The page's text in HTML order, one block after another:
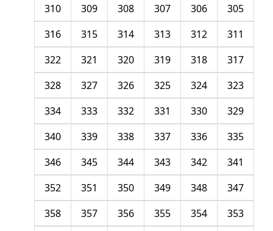
305
306
307
308
309
310
311
312
313
314
315
316
317
318
319
320
321
322
323
324
325
326
327
328
329
330
331
332
333
334
335
336
337
338
339
340
341
342
343
344
345
346
347
348
349
350
351
352
353
354
355
356
357
358